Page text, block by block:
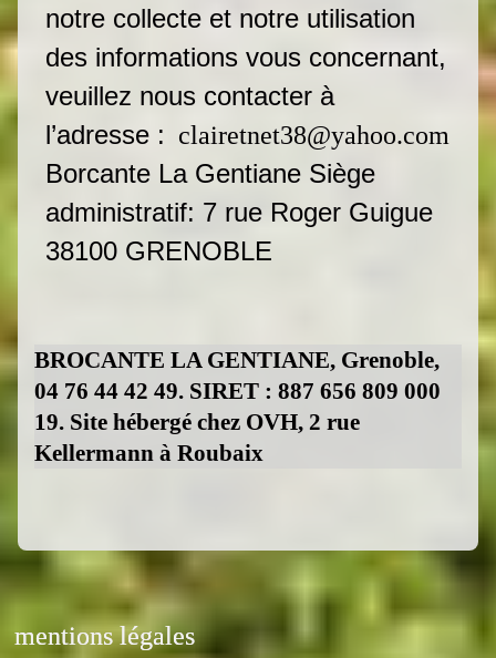
notre collecte et notre utilisation
des informations vous concernant,
veuillez nous contacter à
l’adresse : clairetnet38@yahoo.com
Borcante La Gentiane Siège
administratif: 7 rue Roger Guigue
38100 GRENOBLE
BROCANTE LA GENTIANE, Grenoble,
04 76 44 42 49. SIRET : 887 656 809 000
19. Site hébergé chez OVH, 2 rue
Kellermann à Roubaix
mentions légales